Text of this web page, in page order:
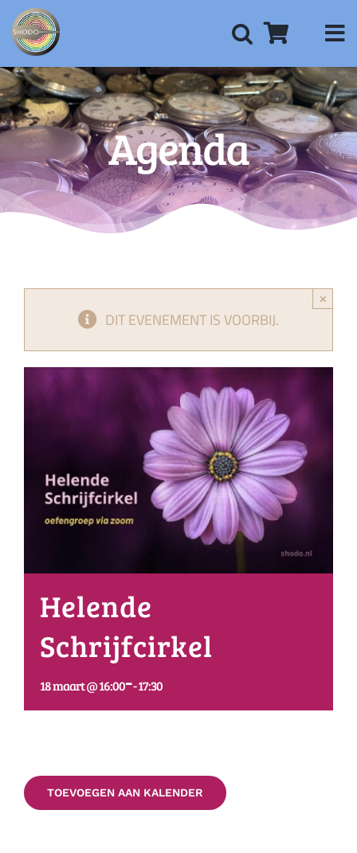
naar
inhoud
Agenda
DIT EVENEMENT IS VOORBIJ.
×
Helende
Schrijfcirkel
18 maart @ 16:00- 17:30
TOEVOEGEN AAN KALENDER